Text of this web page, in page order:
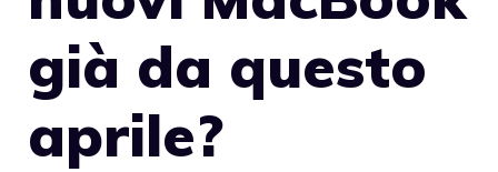
già da questo
aprile?